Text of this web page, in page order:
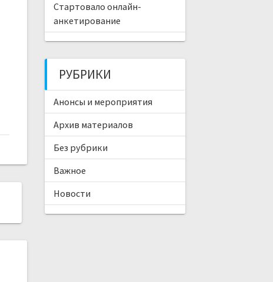
Стартовало онлайн-
анкетирование
РУБРИКИ
Анонсы и мероприятия
Архив материалов
Без рубрики
Важное
Новости